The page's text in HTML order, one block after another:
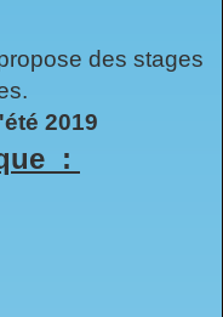
des stages
2019
: